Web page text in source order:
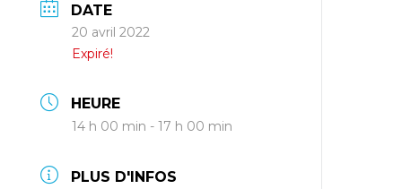
DATE
20 avril 2022
Expiré!
HEURE
14 h 00 min - 17 h 00 min
PLUS D'INFOS